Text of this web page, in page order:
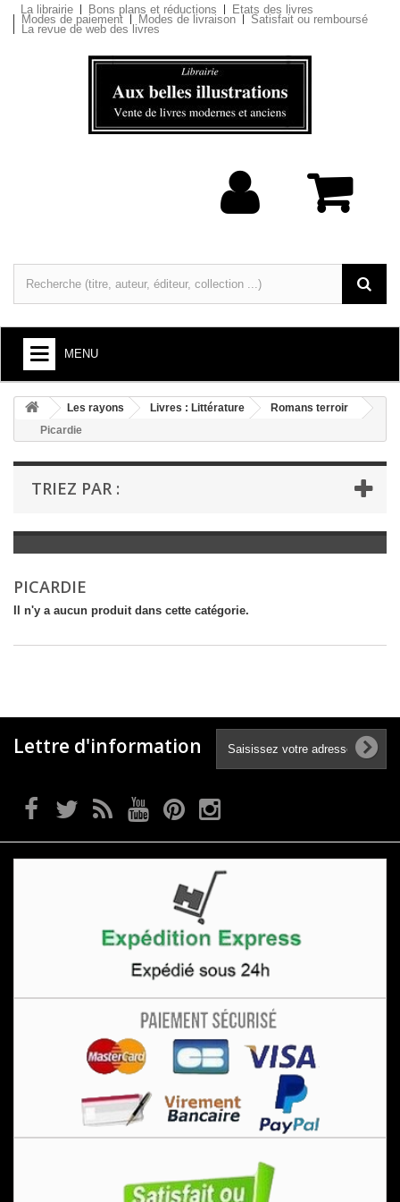
La librairie Bons plans et réductions Etats des livres
Modes de paiement Modes de livraison Satisfait ou remboursé
La revue de web des livres
MENU
+
LIVRES : ARTS ET SOCIÉTÉ
+
LIVRES : LITTÉRATURE
+
LIVRES : JEUNESSE
LIVRES ANCIENS AVANT 1900
Les rayons Livres : Littérature
Romans terroir
Picardie
TRIEZ PAR :
PICARDIE
Il n'y a aucun produit dans cette catégorie.
Lettre d'information